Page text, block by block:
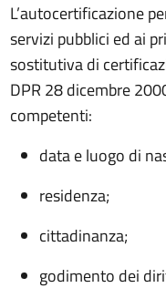
L’autocertificazione
servizi pubblici ed ai
sostitutiva di
DPR 28 dicembre
competenti:
data e luogo di
residenza;
cittadinanza;
godimento dei